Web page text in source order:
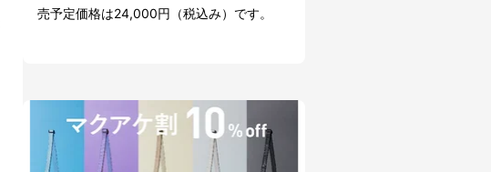
売予定価格は24,000円（税込み）です。